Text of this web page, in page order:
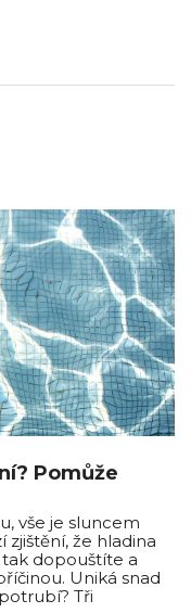
Pomůže
vše je sluncem
zjištění, že hladina
dopouštíte a
Uniká snad
Tři